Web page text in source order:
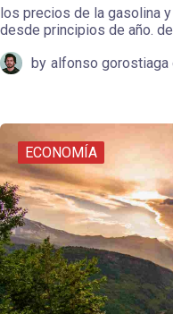
los precios de la gasolina
desde principios de año.
by alfonso gorostiaga
ECONOMÍA